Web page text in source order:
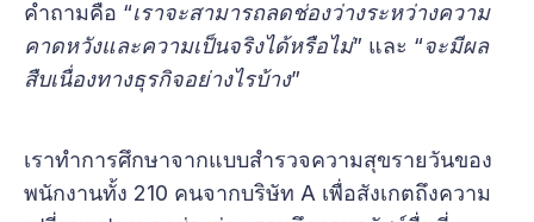
คำถามคือ “เราจะสามารถลดช่องว่างระหว่างความ
คาดหวังและความเป็นจริงได้หรือไม่” และ “จะมีผล
สืบเนื่องทางธุรกิจอย่างไรบ้าง”
เราทำการศึกษาจากแบบสำรวจความสุขรายวันของ
พนักงานทั้ง 210 คนจากบริษัท A เพื่อสังเกตถึงความ